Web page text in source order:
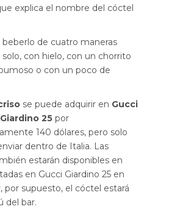
explica el nombre del cóctel
beberlo de cuatro maneras
con hielo, con un chorrito
o con un poco de
se puede adquirir en Gucci
Giardino 25 por
140 dólares, pero solo
dentro de Italia. Las
estarán disponibles en
en Gucci Giardino 25 en
por supuesto, el cóctel estará
del bar.